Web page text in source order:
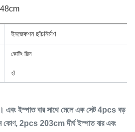
ইনজেকশন ছাঁচনির্মাণ
কোটিং ফিল্ম
হাঁ
এবং ইস্পাত বার সাথে মেলে এক সেট 4pcs বড়
কোণ, 2pcs 203cm দীর্ঘ ইস্পাত বার এবং